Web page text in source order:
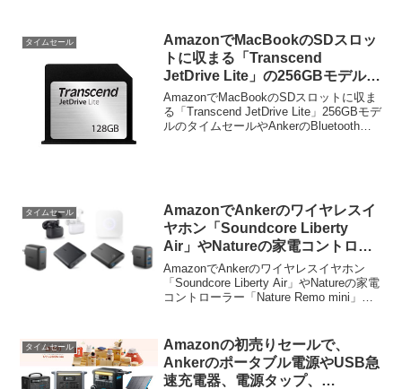
タイムセール
AmazonでMacBookのSDスロッ
トに収まる「Transcend
JetDrive Lite」の256GBモデルが
タイムセール中。
AmazonでMacBookのSDスロットに収ま
る「Transcend JetDrive Lite」256GBモデ
ルのタイムセールやAnkerのBluetoothイ
タイムセール
AmazonでAnkerのワイヤレスイ
ヤホン「Soundcore Liberty
Air」やNatureの家電コントロー
ラー「Nature Remo mini」など
がタイムセール中。
AmazonでAnkerのワイヤレスイヤホン
「Soundcore Liberty Air」やNatureの家電
コントローラー「Nature Remo mini」な
タイムセール
Amazonの初売りセールで、
Ankerのポータブル電源やUSB急
速充電器、電源タップ、